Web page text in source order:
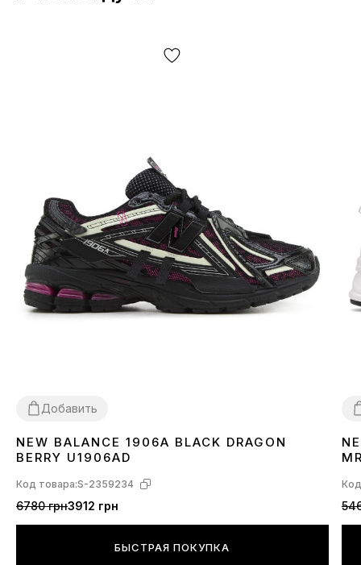
Добавить
3637 3839404142 4344 45
NEW BALANCE 1906A BLACK DRAGON
BERRY U1906AD
Код товара:S-2359234
6780 грн3912 грн
БЫСТРАЯ ПОКУПКА